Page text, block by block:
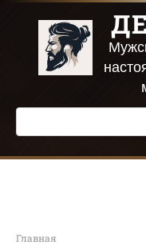
Перейти
контенту
Поиск:
Главная